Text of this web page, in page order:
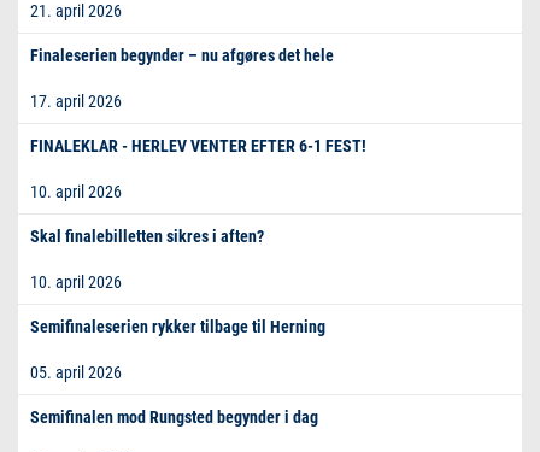
21. april 2026
Finaleserien begynder – nu afgøres det hele
17. april 2026
FINALEKLAR - HERLEV VENTER EFTER 6-1 FEST!
10. april 2026
Skal finalebilletten sikres i aften?
10. april 2026
Semifinaleserien rykker tilbage til Herning
05. april 2026
Semifinalen mod Rungsted begynder i dag